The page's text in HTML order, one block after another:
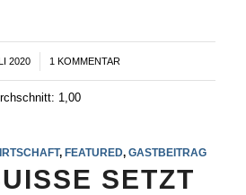
2020 1 KOMMENTAR
1,00
, FEATURED,GASTBEITRAG
SETZT